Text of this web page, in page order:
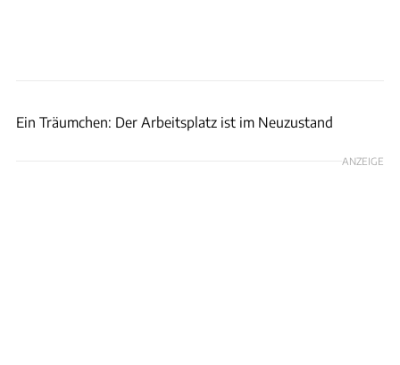
Ein Träumchen: Der Arbeitsplatz ist im Neuzustand
ANZEIGE